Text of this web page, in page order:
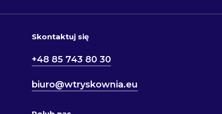
Skontaktuj się
+48 85 743 80 30
biuro@wtryskownia.eu